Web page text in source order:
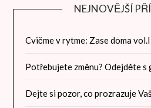
NEJNOVĚJŠÍ
Cvičme v rytme: Zase doma
Potřebujete změnu? Odejděte s
Dejte si pozor, co prozrazuje